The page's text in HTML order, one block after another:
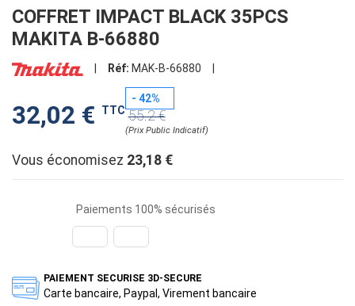
COFFRET IMPACT BLACK 35PCS
MAKITA B-66880
Réf: MAK-B-66880
32,02 € TTC
- 42%
55.2 €
(Prix Public Indicatif)
Vous économisez 23,18 €
Paiements 100% sécurisés
PAIEMENT SECURISE 3D-SECURE
Carte bancaire, Paypal, Virement bancaire